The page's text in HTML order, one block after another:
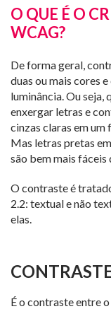
O QUE É O
WCAG?
De forma geral,
duas ou mais cores
luminância. Ou seja,
enxergar letras e
cinzas claras em
Mas letras pretas
são bem mais fáceis
O contraste é
2.2: textual e não
elas.
É o contraste entre